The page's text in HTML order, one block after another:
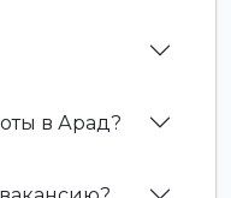
в Арад?